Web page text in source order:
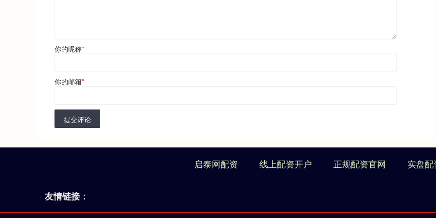
你的昵称*
你的邮箱*
提交评论
启泰网配资 线上配资开户 正规配资官网 实盘
友情链接：